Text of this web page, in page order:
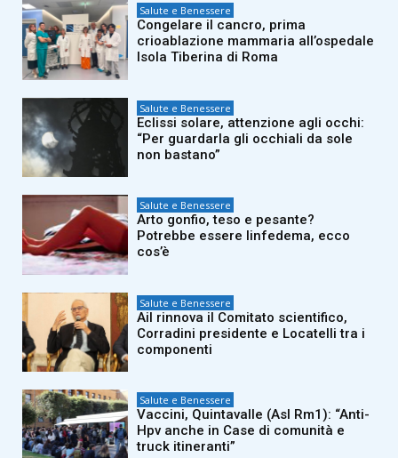
Salute e Benessere
Congelare il cancro, prima
crioablazione mammaria all’ospedale
Isola Tiberina di Roma
Salute e Benessere
Eclissi solare, attenzione agli occhi:
“Per guardarla gli occhiali da sole
non bastano”
Salute e Benessere
Arto gonfio, teso e pesante?
Potrebbe essere linfedema, ecco
cos’è
Salute e Benessere
Ail rinnova il Comitato scientifico,
Corradini presidente e Locatelli tra i
componenti
Salute e Benessere
Vaccini, Quintavalle (Asl Rm1): “Anti-
Hpv anche in Case di comunità e
truck itineranti”